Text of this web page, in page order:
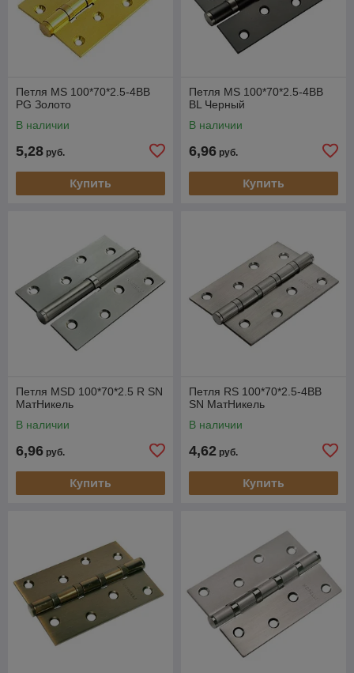
Петля MS 100*70*2.5-4BB
PG Золото
В наличии
5,28 руб.
Купить
Петля MS 100*70*2.5-4BB
BL Черный
В наличии
6,96 руб.
Купить
Петля MSD 100*70*2.5 R SN
МатНикель
В наличии
6,96 руб.
Купить
Петля RS 100*70*2.5-4BB
SN МатНикель
В наличии
4,62 руб.
Купить